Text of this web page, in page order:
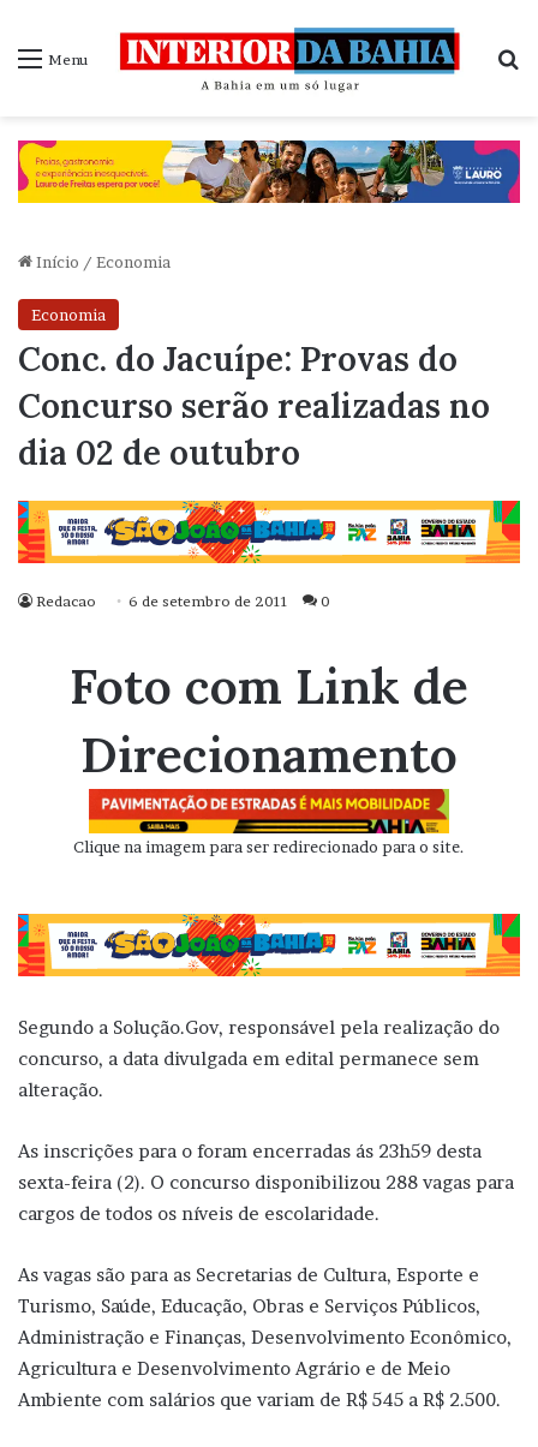
Menu
Início / Economia
Economia
Conc. do Jacuípe: Provas do
Concurso serão realizadas no
dia 02 de outubro
Redacao 6 de setembro de 2011 0
Foto com Link de
Direcionamento
Clique na imagem para ser redirecionado para o site.
Segundo a Solução.Gov, responsável pela realização do
concurso, a data divulgada em edital permanece sem
alteração.
As inscrições para o foram encerradas ás 23h59 desta
sexta-feira (2). O concurso disponibilizou 288 vagas para
cargos de todos os níveis de escolaridade.
As vagas são para as Secretarias de Cultura, Esporte e
Turismo, Saúde, Educação, Obras e Serviços Públicos,
Administração e Finanças, Desenvolvimento Econômico,
Agricultura e Desenvolvimento Agrário e de Meio
Ambiente com salários que variam de R$ 545 a R$ 2.500.